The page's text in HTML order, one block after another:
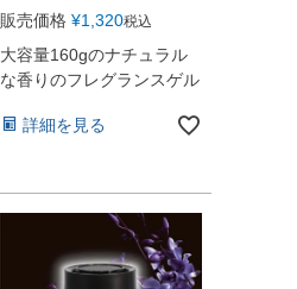
販売価格 ¥1,320税込
大容量160gのナチュラル
な香りのフレグランスゲル
詳細を見る